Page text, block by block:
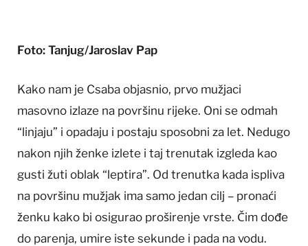
Foto: Tanjug/Jaroslav Pap
Kako nam je Csaba objasnio, prvo mužjaci
masovno izlaze na površinu rijeke. Oni se odmah
“linjaju” i opadaju i postaju sposobni za let. Nedugo
nakon njih ženke izlete i taj trenutak izgleda kao
gusti žuti oblak “leptira”. Od trenutka kada ispliva
na površinu mužjak ima samo jedan cilj – pronaći
ženku kako bi osigurao proširenje vrste. Čim dođe
do parenja, umire iste sekunde i pada na vodu.